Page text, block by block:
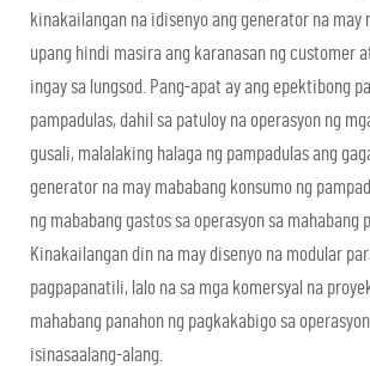
kinakailangan na idisenyo ang generator na may
upang hindi masira ang karanasan ng customer
ingay sa lungsod. Pang-apat ay ang epektibong
pampadulas, dahil sa patuloy na operasyon ng
gusali, malalaking halaga ng pampadulas ang
generator na may mababang konsumo ng
ng mababang gastos sa operasyon sa mahabang
Kinakailangan din na may disenyo na modular
pagpapanatili, lalo na sa mga komersyal na
mahabang panahon ng pagkakabigo sa
isinasaalang-alang.